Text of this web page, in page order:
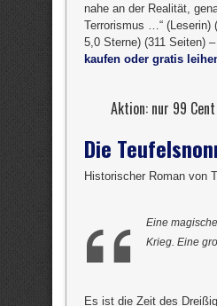
nahe an der Realität,
Terrorismus …“ (Leserin)
5,0 Sterne) (311 Seiten) –
kaufen oder gratis
Aktion: nur 99
Die
Historischer Roman von
Eine
Krieg. Eine
Es ist die Zeit des